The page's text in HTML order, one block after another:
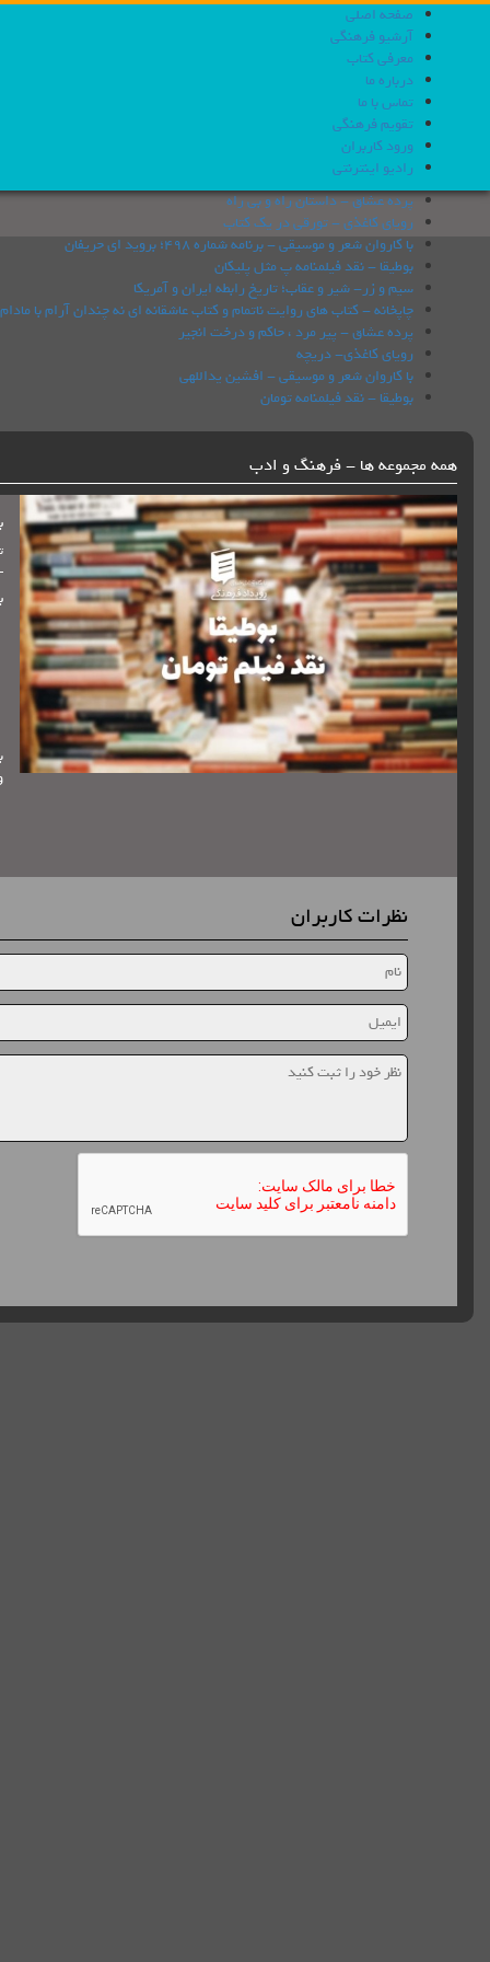
صفحه اصلی
آرشیو فرهنگی
معرفی کتاب
درباره ما
تماس با ما
تقویم فرهنگی
ورود کاربران
رادیو اینترنتی
پرده عشاق - داستان راه و بی راه
رویای کاغذی - تورقی در یک کتاب
با کاروان شعر و موسیقی - برنامه شماره 498؛ بروید ای حریفان
بوطیقا - نقد فیلمنامه پ مثل پلیکان
سیم و زر- شیر و عقاب؛ تاریخ رابطه ایران و آمریکا
چاپخانه - كتاب های روایت ناتمام و کتاب عاشقانه ای نه چندان آرام با
پرده عشاق - پیر مرد ، حاکم و درخت انجیر
رویای کاغذی- دریچه
با کاروان شعر و موسیقی - افشین یداللهی
بوطیقا - نقد فیلمنامه تومان
همه مجموعه ها - فرهنگ و ادب
نظرات کاربران